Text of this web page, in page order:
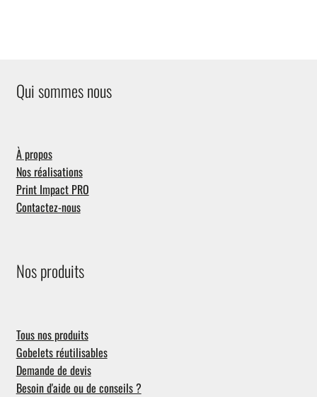
Qui sommes nous
À propos
Nos réalisations
Print Impact PRO
Contactez-nous
Nos produits
Tous nos produits
Gobelets réutilisables
Demande de devis
Besoin d'aide ou de conseils ?